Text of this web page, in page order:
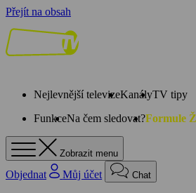
Přejít na obsah
Nejlevnější televizeKanályTV tipy
FunkceNa čem sledovat?Formule
Zobrazit menu
Objednat Můj účet Chat